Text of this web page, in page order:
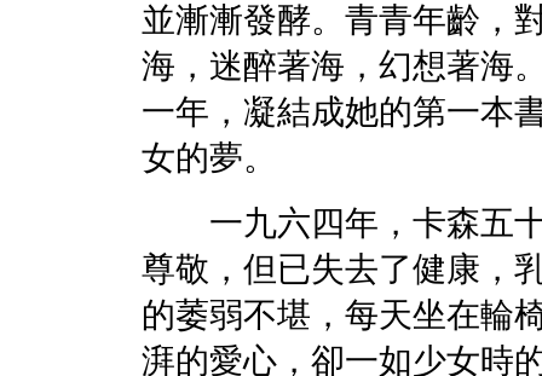
並漸漸發酵。青青年齡，
海，迷醉著海，幻想著海
一年，凝結成她的第一本
女的夢。
一九六四年，卡森五十
尊敬，但已失去了健康，
的萎弱不堪，每天坐在輪
湃的愛心，卻一如少女時